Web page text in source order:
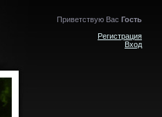
Приветствую Вас Гость
Регистрация
Вход